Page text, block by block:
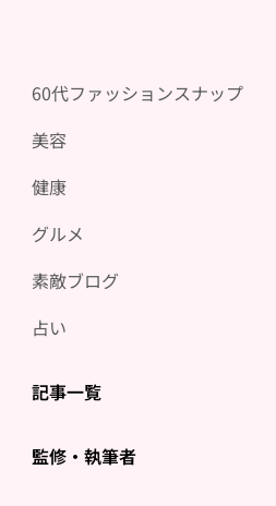
60代ファッションスナップ
美容
健康
グルメ
素敵ブログ
占い
記事一覧
監修・執筆者